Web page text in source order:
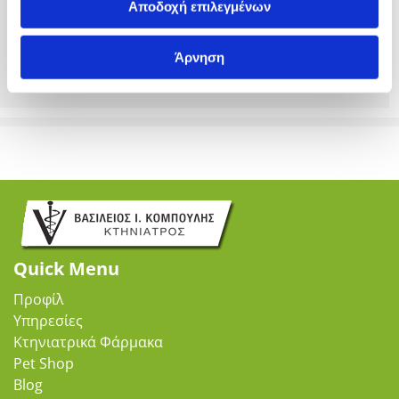
Αποδοχή επιλεγμένων
Άρνηση
Τέλος, βεβαιωθείτε ότι η υπόθεση «Προστάτης» δεν
στειρώνοντάς τον έγκαιρα.
Quick Menu
Προφίλ
Υπηρεσίες
Κτηνιατρικά Φάρμακα
Pet Shop
Blog